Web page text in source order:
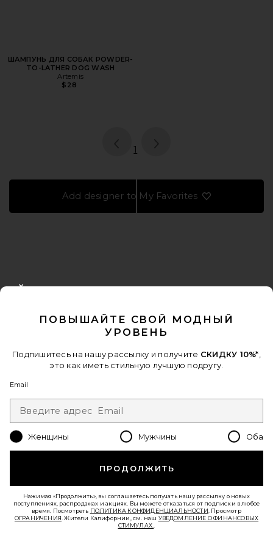
ШАМПУНЬ ДЛЯ СОБАК POWDER-
TO-LATHER DOG WASH
Artemis
$28
page
1
Add designer to My Favorites
FOOTER
Когда вы подписываетесь на нашу рассылку, указав свой email.
Отписаться можно в любой момент.политика
Email Address
Change Country Regions
ru
ПОМОГИТЕ НАМ СТАТЬ ЛУЧШЕ!
Пройти краткий опрос о сегодняшнем визите. Вперед!
ПОВЫШАЙТЕ СВОЙ МОДНЫЙ
УРОВЕНЬ
Подпишитесь на нашу рассылку и получите СКИДКУ 10%*
это как иметь стильную лучшую подругу.
Email
Женщины Мужчины Оба
ПРОДОЛЖИТЬ
Нажимая «Продолжить», вы соглашаетесь получать нашу рассылку о новых
поступлениях, распродажах и акциях. Вы можете отказаться от подписки в любое
время. Посмотреть ПОЛИТИКА КОНФИДЕНЦИАЛЬНОСТИ . Просмотр
ОГРАНИЧЕНИЯ . Жители Калифорнии, см. наш УВЕДОМЛЕНИЕ О ФИНАНСОВЫХ
СТИМУЛАХ.